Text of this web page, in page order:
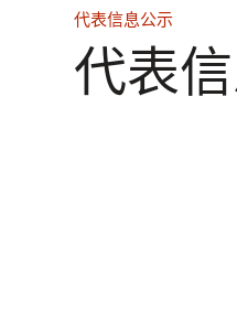
代表信息公示
代表